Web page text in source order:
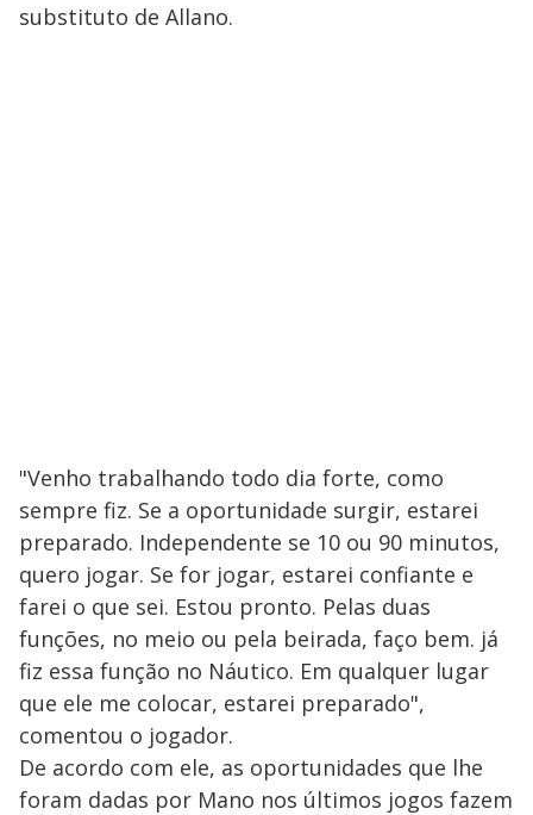
substituto de Allano.
"Venho trabalhando todo dia forte, como
sempre fiz. Se a oportunidade surgir, estarei
preparado. Independente se 10 ou 90 minutos,
quero jogar. Se for jogar, estarei confiante e
farei o que sei. Estou pronto. Pelas duas
funções, no meio ou pela beirada, faço bem. já
fiz essa função no Náutico. Em qualquer lugar
que ele me colocar, estarei preparado",
comentou o jogador.
De acordo com ele, as oportunidades que lhe
foram dadas por Mano nos últimos jogos fazem